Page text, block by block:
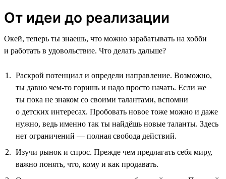
От идеи до реализации
Окей, теперь ты знаешь, что можно зарабатывать на хобби
и работать в удовольствие. Что делать дальше?
Раскрой потенциал и определи направление. Возможно,
ты давно чем-то горишь и надо просто начать. Если же
ты пока не знаком со своими талантами, вспомни
о детских интересах. Пробовать новое тоже можно и даже
нужно, ведь именно так ты найдёшь новые таланты. Здесь
нет ограничений — полная свобода действий.
Изучи рынок и спрос. Прежде чем предлагать себя миру,
важно понять, что, кому и как продавать.